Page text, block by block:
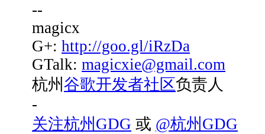
--
magicx
G+: http://goo.gl/iRzDa
GTalk: magicxie@gmail.com
杭州 谷歌开发者社区负责人
-
关注杭州GDG 或 @杭州GDG